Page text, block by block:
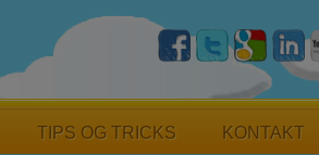
TIPS OG TRICKS KONTAKT